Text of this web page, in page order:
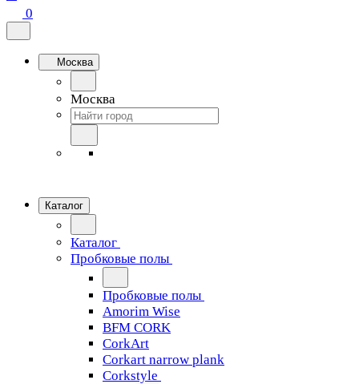
0
Москва
Москва
Каталог
Каталог
Пробковые полы
Пробковые полы
Amorim Wise
BFM CORK
CorkArt
Corkart narrow plank
Corkstyle